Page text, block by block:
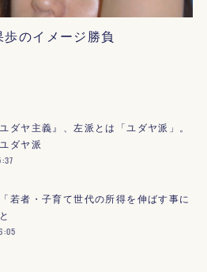
のイメージ勝負
ダヤ主義』、左派とは「ユダヤ派」。
ダヤ派
若者・子育て世代の所得を伸ばす事に